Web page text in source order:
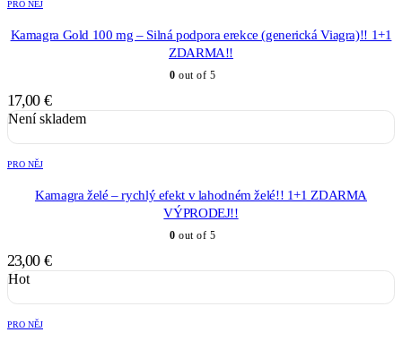
PRO NĚJ
Kamagra Gold 100 mg – Silná podpora erekce (generická Viagra)!! 1+1
ZDARMA!!
0 out of 5
17,00 €
Není skladem
PRO NĚJ
Kamagra želé – rychlý efekt v lahodném želé!! 1+1 ZDARMA
VÝPRODEJ!!
0 out of 5
23,00 €
Hot
PRO NĚJ